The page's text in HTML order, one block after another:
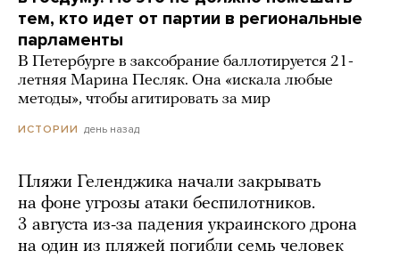
тем, кто идет от партии в региональные
парламенты
В Петербурге в заксобрание баллотируется 21-
летняя Марина Песляк. Она «искала любые
методы», чтобы агитировать за мир
ИСТОРИИ день назад
Пляжи Геленджика начали закрывать
на фоне угрозы атаки беспилотников.
3 августа из-за падения украинского дрона
на один из пляжей погибли семь человек